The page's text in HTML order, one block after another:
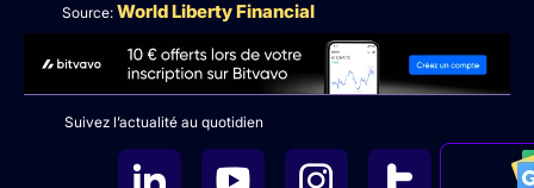
Source: World Liberty Financial
Suivez l’actualité au quotidien